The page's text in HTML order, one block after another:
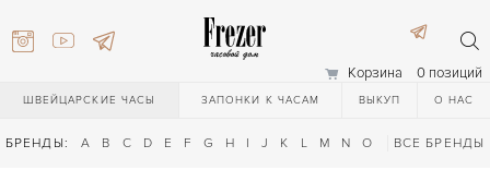
Корзина 0 позиций
ШВЕЙЦАРСКИЕ ЧАСЫ ЗАПОНКИ К ЧАСАМ ВЫКУП О НАС
БРЕНДЫ: A B C D E F G H I J K L M N O Q R S T
ВСЕ БРЕНДЫ